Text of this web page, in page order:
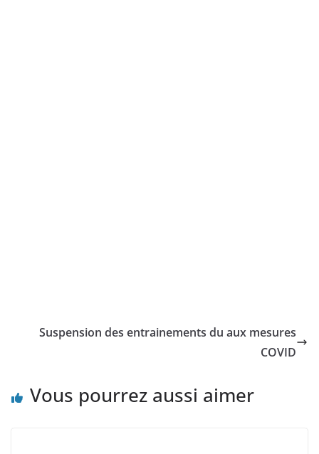
Suspension des entrainements du aux mesures
COVID
Vous pourrez aussi aimer